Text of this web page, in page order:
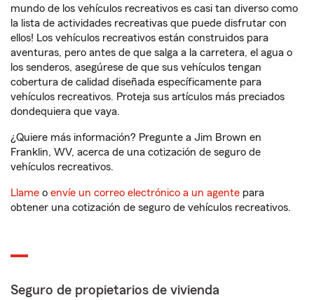
mundo de los vehículos recreativos es casi tan diverso como
la lista de actividades recreativas que puede disfrutar con
ellos! Los vehículos recreativos están construidos para
aventuras, pero antes de que salga a la carretera, el agua o
los senderos, asegúrese de que sus vehículos tengan
cobertura de calidad diseñada específicamente para
vehículos recreativos. Proteja sus artículos más preciados
dondequiera que vaya.
¿Quiere más información? Pregunte a Jim Brown en
Franklin, WV, acerca de una cotización de seguro de
vehículos recreativos.
Llame o envíe un correo electrónico a un agente para
obtener una cotización de seguro de vehículos recreativos.
Seguro de propietarios de vivienda